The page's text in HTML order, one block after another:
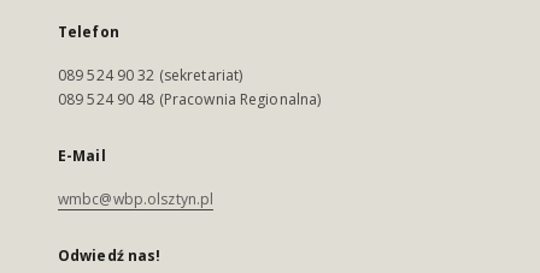
Telefon
089 524 90 32 (sekretariat)
089 524 90 48 (Pracownia Regionalna)
E-Mail
wmbc@wbp.olsztyn.pl
Odwiedź nas!